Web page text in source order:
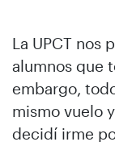
La UPCT nos
alumnos que
embargo,
mismo vuelo
decidí irme